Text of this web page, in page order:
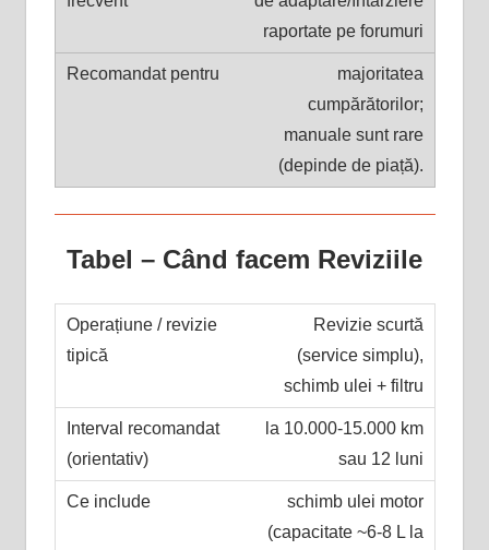
raportate pe forumuri
majoritatea
cumpărătorilor;
manuale sunt rare
(depinde de piață).
Tabel – Când facem Reviziile
Revizie scurtă
(service simplu),
schimb ulei + filtru
la 10.000-15.000 km
sau 12 luni
schimb ulei motor
(capacitate ~6-8 L la